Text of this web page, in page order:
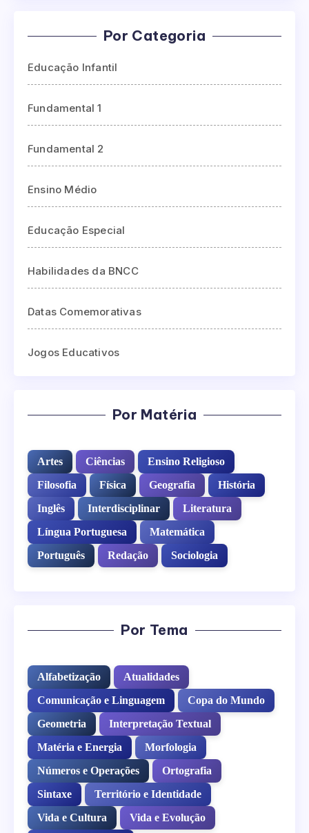
Por Categoria
Educação Infantil
Fundamental 1
Fundamental 2
Ensino Médio
Educação Especial
Habilidades da BNCC
Datas Comemorativas
Jogos Educativos
Por Matéria
Artes Ciências
Ensino Religioso
Filosofia
Física Geografia
História
Inglês
Interdisciplinar
Literatura
Língua Portuguesa
Matemática
Português
Redação Sociologia
Por Tema
Alfabetização
Atualidades
Comunicação e Linguagem
Copa do Mundo
Geometria
Interpretação Textual
Matéria e Energia
Morfologia
Números e Operações
Ortografia
Sintaxe
Território e Identidade
Vida e Cultura
Vida e Evolução